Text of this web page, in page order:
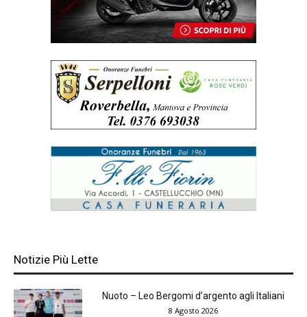
Notizie Più Lette
Nuoto – Leo Bergomi d’argento agli Italiani
8 Agosto 2026